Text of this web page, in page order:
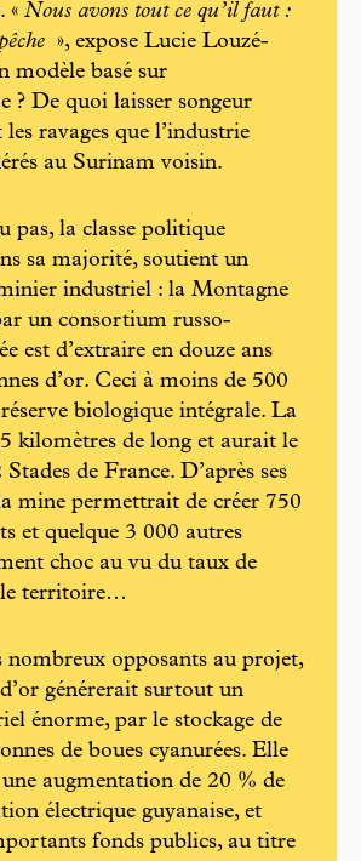
« Nous avons tout ce qu’il faut :
», expose Lucie Louzé-
modèle basé sur
? De quoi laisser songeur
ravages que l’industrie
au Surinam voisin.
pas, la classe politique
sa majorité, soutient un
industriel : la Montagne
un consortium russo-
est d’extraire en douze ans
d’or. Ceci à moins de 500
réserve biologique intégrale. La
kilomètres de long et aurait le
de France. D’après ses
mine permettrait de créer 750
et quelque 3 000 autres
choc au vu du taux de
le territoire…
nombreux opposants au projet,
générerait surtout un
énorme, par le stockage de
de boues cyanurées. Elle
augmentation de 20 % de
électrique guyanaise, et
fonds publics, au titre